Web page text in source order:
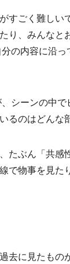
すごく難し
り、みんなと
の内容に沿
シーンの中
るのはどんな
たぶん「共
で物事を見た
去に見たもの